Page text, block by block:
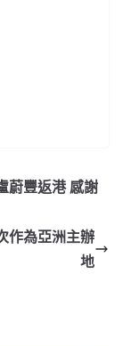
蔚豐返港 感謝
作為亞洲主辦
地